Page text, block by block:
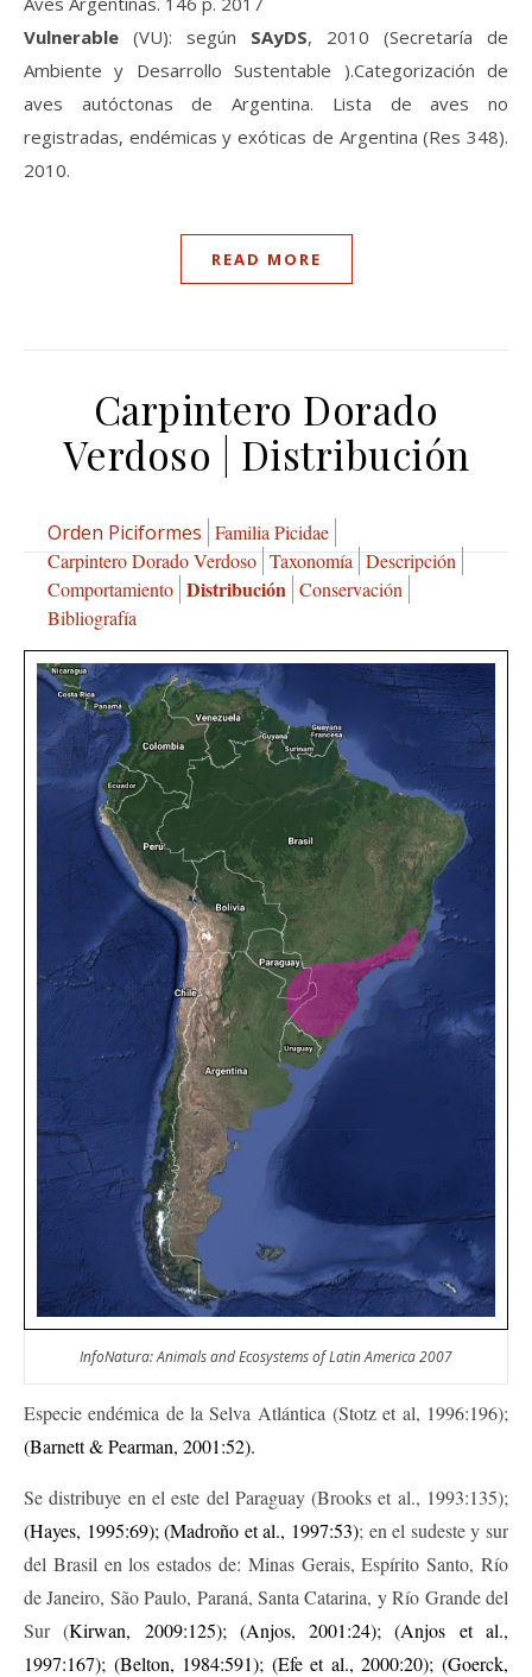
Vulnerable (VU): según SAyDS, 2010 (Secretaría de
Ambiente y Desarrollo Sustentable ).Categorización de
aves autóctonas de Argentina. Lista de aves no
registradas, endémicas y exóticas de Argentina (Res 348).
2010.
READ MORE
Carpintero Dorado
Verdoso | Distribución
Orden Piciformes Familia Picidae
Carpintero Dorado Verdoso Taxonomía Descripción
Comportamiento Distribución Conservación
Bibliografía
InfoNatura: Animals and Ecosystems of Latin America 2007
Especie endémica de la Selva Atlántica (Stotz et al, 1996:196);
(Barnett & Pearman, 2001:52).
Se distribuye en el este del Paraguay (Brooks et al., 1993:135);
(Hayes, 1995:69); (Madroño et al., 1997:53); en el sudeste y sur
del Brasil en los estados de: Minas Gerais, Espírito Santo, Río
de Janeiro, São Paulo, Paraná, Santa Catarina, y Río Grande del
Sur (Kirwan, 2009:125); (Anjos, 2001:24); (Anjos et al.,
1997:167); (Belton, 1984:591); (Efe et al., 2000:20); (Goerck,